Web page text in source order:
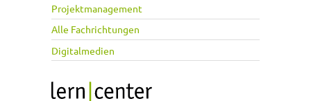
Projektmanagement
Alle Fachrichtungen
Digitalmedien